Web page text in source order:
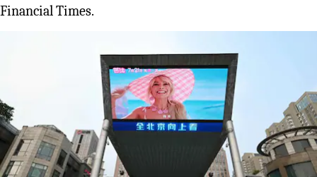
Financial Times.